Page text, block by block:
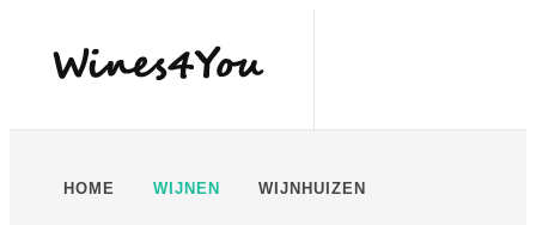
HOME WIJNEN WIJNHUIZEN